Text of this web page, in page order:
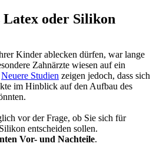
Latex oder Silikon
Kinder ablecken dürfen, war lange
Zahnärzte wiesen auf ein
Neuere Studien zeigen jedoch, dass sich
im Hinblick auf den Aufbau des
vor der Frage, ob Sie sich für
entscheiden sollen.
Vor- und Nachteile.